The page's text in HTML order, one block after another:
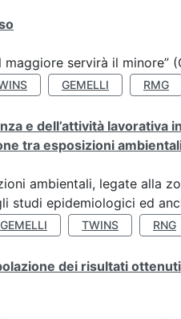
servirà il minore”
GEMELLI RMG
e dell’attività lavorativa
tra esposizioni
ambientali, legate alla
studi epidemiologici ed
TWINS RNG
dei risultati